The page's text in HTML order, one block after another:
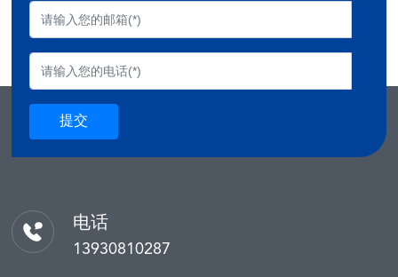
提交
电话
13930810287